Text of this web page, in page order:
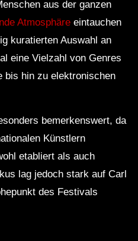
aus der ganzen
Atmosphäre eintauchen
kuratierten Auswahl an
eine Vielzahl von Genres
bis hin zu elektronischen
bemerkenswert, da
Künstlern
etabliert als auch
lag jedoch stark auf Carl
des Festivals